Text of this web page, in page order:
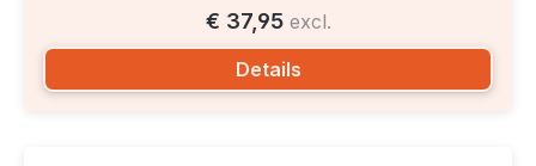
€ 37,95 excl.
Details